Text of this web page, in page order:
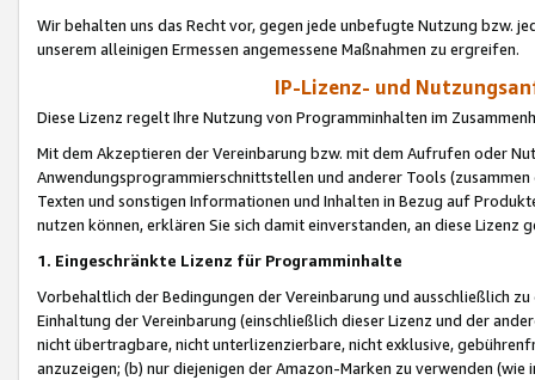
Wir behalten uns das Recht vor, gegen jede unbefugte Nutzung bzw.
unserem alleinigen Ermessen angemessene Maßnahmen zu ergreifen.
IP-Lizenz- und
Diese Lizenz regelt Ihre Nutzung von Programminhalten im
Mit dem Akzeptieren der Vereinbarung bzw. mit dem Aufrufen oder
Anwendungsprogrammierschnittstellen und anderer Tools (zusammen
Texten und sonstigen Informationen und Inhalten in Bezug auf
nutzen können, erklären Sie sich damit einverstanden, an diese Lizenz
1. Eingeschränkte Lizenz für Programminhalte
Vorbehaltlich der Bedingungen der Vereinbarung und ausschließlich
Einhaltung der Vereinbarung (einschließlich dieser Lizenz und der
nicht übertragbare, nicht unterlizenzierbare, nicht exklusive,
anzuzeigen; (b) nur diejenigen der Amazon-Marken zu verwenden